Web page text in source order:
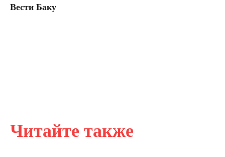
Читайте также
Вести Баку